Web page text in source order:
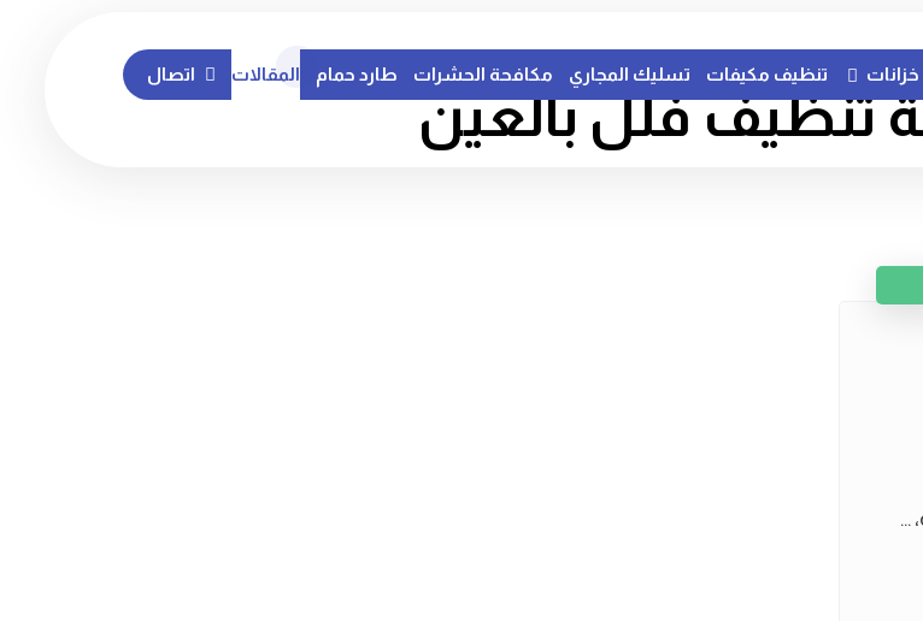
خزانات تنظيف مكيفات تسليك المجاري مكافحة الحشرات طارد حمام المقالات اتصال
فلل بالعين
...